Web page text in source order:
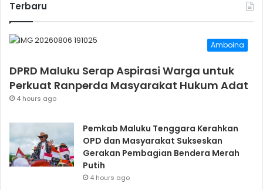
Terbaru
Amboina
DPRD Maluku Serap Aspirasi Warga untuk
Perkuat Ranperda Masyarakat Hukum Adat
4 hours ago
Pemkab Maluku Tenggara Kerahkan
OPD dan Masyarakat Sukseskan
Gerakan Pembagian Bendera Merah
Putih
4 hours ago